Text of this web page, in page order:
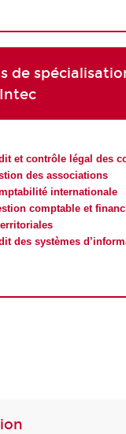
de
et contrôle légal des
des associations
internationale
comptable et
des systèmes